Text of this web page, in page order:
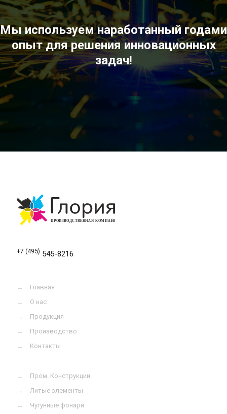
Мы используем наработанный годами
опыт для решения инновационных
задач!
+7 (495) 545-8216
→
Главная
→
О нас
→
Продукция
→
Производство
→
Контакты
→
Пром. Конструкции
→
Литые элементы
→
Чугунные фонари